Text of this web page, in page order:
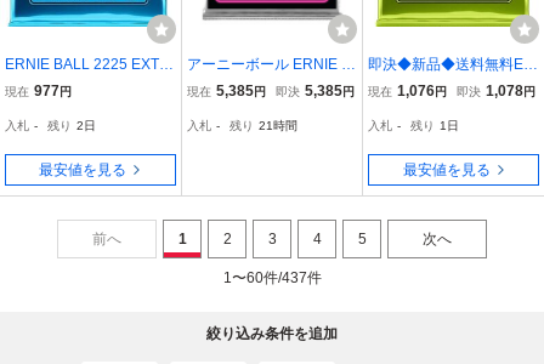
ERNIE BALL 2225 EXTR
A SLINKY [08-38]
現在 977円
入札 - 残り 2日
最安値を見る
アーニーボール ERNIE B
ALL 3123/Coated Super
キギター弦×3SET
現在 5,385円 即決 5,385円
入札 - 残り 21時間
即決◆新品◆送料無料ER
NIE BALL 2621 [10-56] 7
KY 7弦 ギター弦/メール便
現在 1,076円 即決 1,078円
入札 - 残り 1日
最安値を見る
前へ 1 2 3 4 5 次へ
1〜60件/437件
絞り込み条件を追加